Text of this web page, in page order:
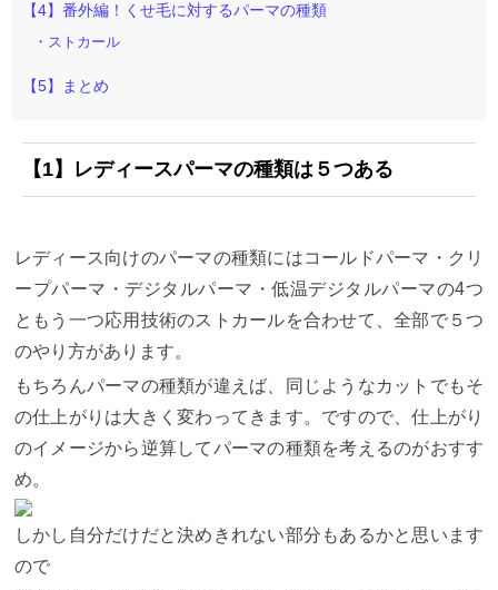
【4】番外編！くせ毛に対するパーマの種類
・ストカール
【5】まとめ
【1】 レディースパーマの種類は５つある
レディース向けのパーマの種類にはコールドパーマ・クリ
ープパーマ・デジタルパーマ・低温デジタルパーマの4つ
ともう一つ応用技術のストカールを合わせて、全部で５つ
のやり方があります。
もちろんパーマの種類が違えば、同じようなカットでもそ
の仕上がりは大きく変わってきます。ですので、仕上がり
のイメージから逆算してパーマの種類を考えるのがおすす
め。
しかし自分だけだと決めきれない部分もあるかと思います
ので